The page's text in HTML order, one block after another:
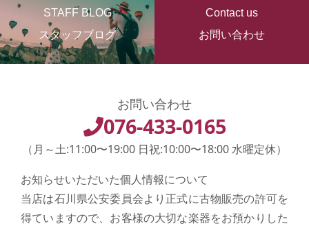
STAFF BLOG
スタッフブログ
Contact us
お問い合わせ
お問い合わせ
076-433-0165
（月～土:11:00〜19:00 日祝:10:00〜18:00 水曜定休）
お知らせいただいた個人情報について
当店は石川県公安委員会より正式に古物販売の許可を
得ていますので、お客様の大切な楽器をお預かりした